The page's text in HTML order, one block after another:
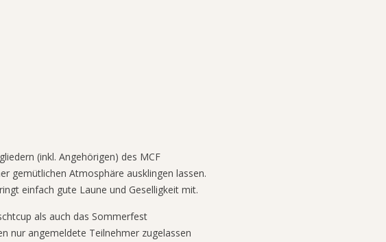
(inkl. Angehörigen) des MCF
gemütlichen Atmosphäre ausklingen lassen.
einfach gute Laune und Geselligkeit mit.
als auch das Sommerfest
nur angemeldete Teilnehmer zugelassen